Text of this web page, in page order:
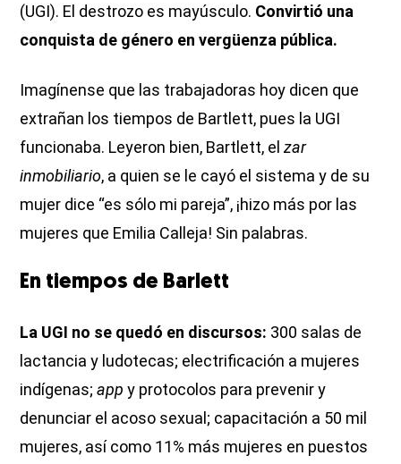
(UGI). El destrozo es mayúsculo. Convirtió una
conquista de género en vergüenza pública.
Imagínense que las trabajadoras hoy dicen que
extrañan los tiempos de Bartlett, pues la UGI
funcionaba. Leyeron bien, Bartlett, elzar
inmobiliario, a quien se le cayó el sistema y de su
mujer dice “es sólo mi pareja”, ¡hizo más por las
mujeres que Emilia Calleja! Sin palabras.
En tiempos de Barlett
La UGI no se quedó en discursos: 300 salas de
lactancia y ludotecas; electrificación a mujeres
indígenas;app y protocolos para prevenir y
denunciar el acoso sexual; capacitación a 50 mil
mujeres, así como 11% más mujeres en puestos